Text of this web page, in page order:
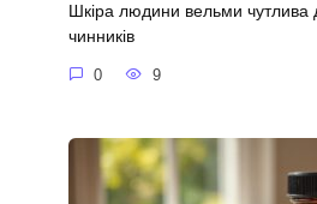
Шкіра людини вельми чутлива
чинників
0 9